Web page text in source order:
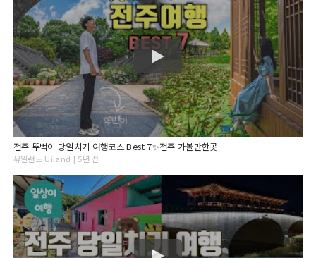
전주 뚜벅이 당일치기 여행코스 Best 7✨전주 가볼만한곳
유일랜드 Uiland | 5년 전